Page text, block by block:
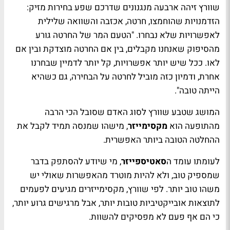
שוורץ זיהה ארבעה מנגנונים שדרכם שפע בחירות מזיק:
הזדמנויות שהוחמצו, חרטה, אכזבה והשוואה שלילית
לאפשרויות שלא נבחרו. "הטעם המר של החרטה גורע
מהסיפוק שאנחנו מקבלים, בין אם החרטה מוצדקת ובין אם
לאו. ככל שיש יותר אפשרויות, קל יותר לדמיין שבחרנו
אחרת, ודמיון כזה מוביל לחרטה על הבחירה, גם כשהיא
הייתה טובה".
המושג שטבע שוורץ לסוג האדם שסובל הכי הרבה
מהתופעה הוא מקסימייזר, מישהו שמנסה תמיד לקבל את
ההחלטה הטובה ביותר האפשרית.
לעומתו עומד הסאטיספייזר, מי שיודע להסתפק בדבר
שמספיק טוב, ולא להיות מוטרד מהאפשרות שאולי יש
משהו טוב יותר. לפי שוורץ, מקסימייזרים מגיעים לפעמים
לתוצאות אובייקטיביות טובות יותר, אבל מרגישים גרוע יותר,
כי הם אף פעם לא מפסיקים להשוות.